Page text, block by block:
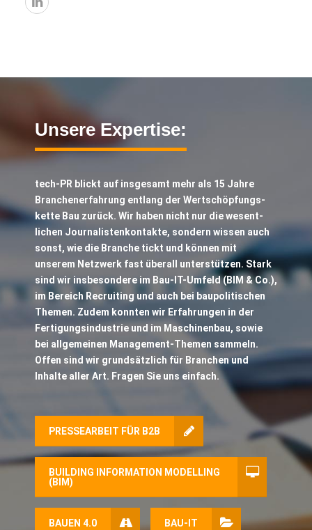
Unsere Expertise:
tech-PR blickt auf insgesamt mehr als 15 Jahre
Branchenerfahrung entlang der Wertschöpfungs­­
kette Bau zurück. Wir haben nicht nur die wesent­
lichen Journalistenkontakte, sondern wissen auch
sonst, wie die Branche tickt und können mit
unserem Netzwerk fast überall unterstützen. Stark
sind wir insbesondere im Bau-IT-Umfeld (BIM & Co.),
im Bereich Recruiting und auch bei baupolitischen
Themen. Zudem konnten wir Erfahrungen in der
Fertigungsindustrie und im Maschinenbau, sowie
bei allgemeinen Management-Themen sammeln.
Offen sind wir grundsätzlich für Branchen und
Inhalte aller Art. Fragen Sie uns einfach.
PRESSEARBEIT FÜR B2B
BUILDING INFORMATION MODELLING
(BIM)
BAUEN 4.0 BAU-IT